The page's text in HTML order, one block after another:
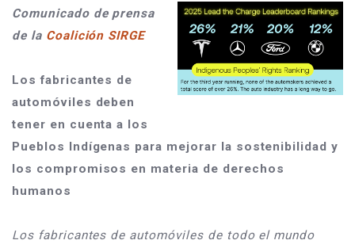
Comunicado de prensa
de la Coalición SIRGE
Los fabricantes de
automóviles deben
tener en cuenta a los
Pueblos Indígenas para mejorar la sostenibilidad y
los compromisos en materia de derechos
humanos
Los fabricantes de automóviles de todo el mundo